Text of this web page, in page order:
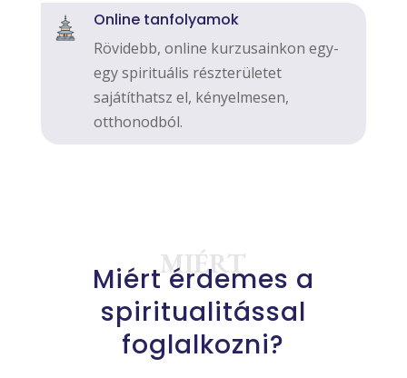
Online tanfolyamok
Rövidebb, online kurzusainkon egy-
egy spirituális részterületet
sajátíthatsz el, kényelmesen,
otthonodból.
MIÉRT
Miért érdemes a
spiritualitással
foglalkozni?